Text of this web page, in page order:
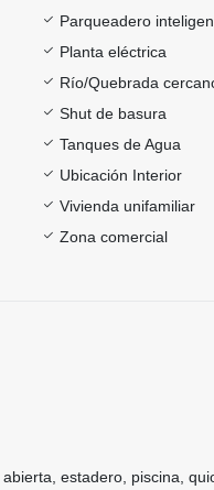
Parqueadero
Planta eléctrica
Río/Quebrada
Shut de basura
Tanques de Agua
Ubicación Interior
Vivienda unifamiliar
Zona comercial
estadero, piscina,